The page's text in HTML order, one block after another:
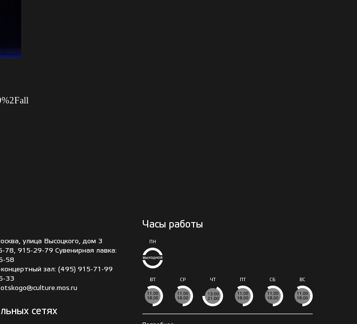
улица Высоцкого, дом 3
78, 915-29-79 Сувенирная лавка:
58
концертный зал: (495) 915-71-99
33
сетях
Часы работы
ПН
ВТ СР ЧТ СБ ВС